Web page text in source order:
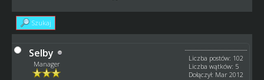
Szukaj
Selby
Manager
Liczba postów: 102
Liczba wątków: 5
Dołączył: Mar 2012